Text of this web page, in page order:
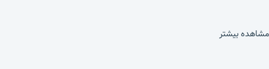
مشاهده بیشتر